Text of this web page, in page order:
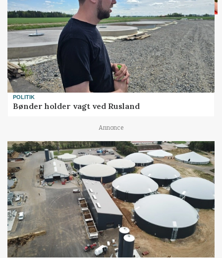
POLITIK
Bønder holder vagt ved Rusland
Annonce